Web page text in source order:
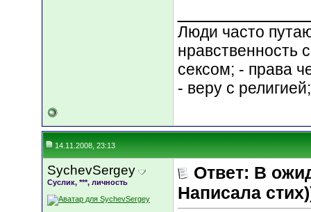
Люди часто
нравственность
сексом; - права
- веру с
14.11.2008, 23:13
SychevSergey
Суслик, ***, личность
Ответ: В
Написала